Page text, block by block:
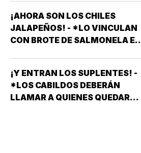
¡AHORA SON LOS CHILES
JALAPEÑOS! - *LO VINCULAN
CON BROTE DE SALMONELA EN
¡Y ENTRAN LOS SUPLENTES! -
*LOS CABILDOS DEBERÁN
LLAMAR A QUIENES QUEDARON